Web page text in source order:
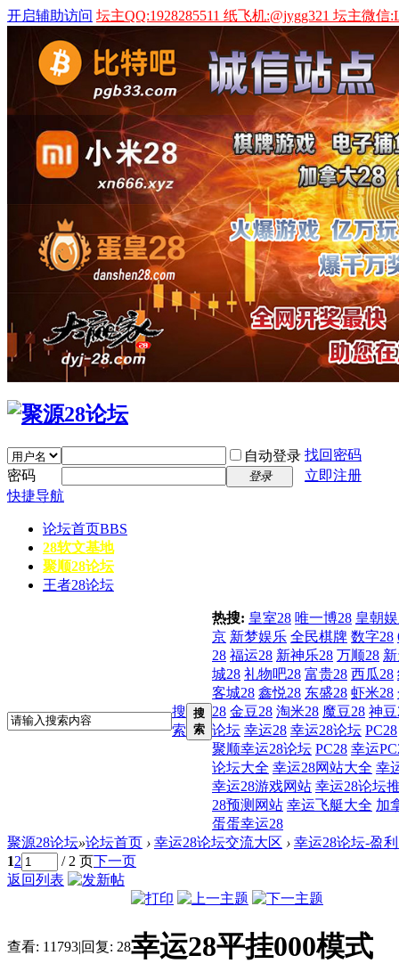
开启辅助访问 坛主QQ:1928285511 纸飞机:@jygg321 坛主微信
自动登录 找回密码
密码
登录
立即注册
快捷导航
论坛首页BBS
28软文基地
聚顺28论坛
王者28论坛
搜
索
搜
索
热搜: 皇室28 唯一博28 皇朝
京 新梦娱乐 全民棋牌 数字28
28 福运28 新神乐28 万顺28
城28 礼物吧28 富贵28 西瓜28
客城28 鑫悦28 东盛28 虾米28
28 金豆28 淘米28 魔豆28 神豆
论坛 幸运28 幸运28论坛 PC28
聚顺幸运28论坛 PC28 幸运
论坛大全 幸运28网站大全 幸
幸运28游戏网站 幸运28论坛
28预测网站 幸运飞艇大全 加
蛋蛋幸运28
聚源28论坛»论坛首页 › 幸运28论坛交流大区 › 幸运28论坛-盈
12 / 2 页下一页
返回列表
查看: 11793|回复: 28幸运28平挂000模式